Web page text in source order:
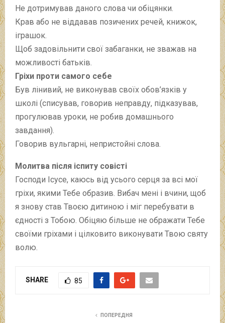
Не дотримував даного слова чи обіцянки.
Крав або не віддавав позичених речей, книжок,
іграшок.
Щоб задовільнити свої забаганки, не зважав на
можливості батьків.
Гріхи проти самого себе
Був лінивий, не виконував своїх обов’язків у
школі (списував, говорив неправду, підказував,
прогулював уроки, не робив домашнього
завдання).
Говорив вульгарні, непристойні слова.
Молитва після іспиту совісті
Господи Ісусе, каюсь від усього серця за всі мої
гріхи, якими Тебе образив. Вибач мені і вчини, щоб
я знову став Твоєю дитиною і міг перебувати в
єдності з Тобою. Обіцяю більше не ображати Тебе
своїми гріхами і цілковито виконувати Твою святу
волю.
SHARE 85
ПОПЕРЕДНЯ